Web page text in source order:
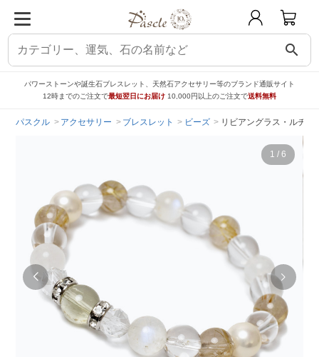
search
パワーストーンや誕生石ブレスレット、天然石アクセサリー等のブランド通販サイト
12時までのご注文で最短翌日にお届け 10,000円以上のご注文で送料無料
パスクル アクセサリー ブレスレット ビーズ リビアングラス・ルチル
1 / 6